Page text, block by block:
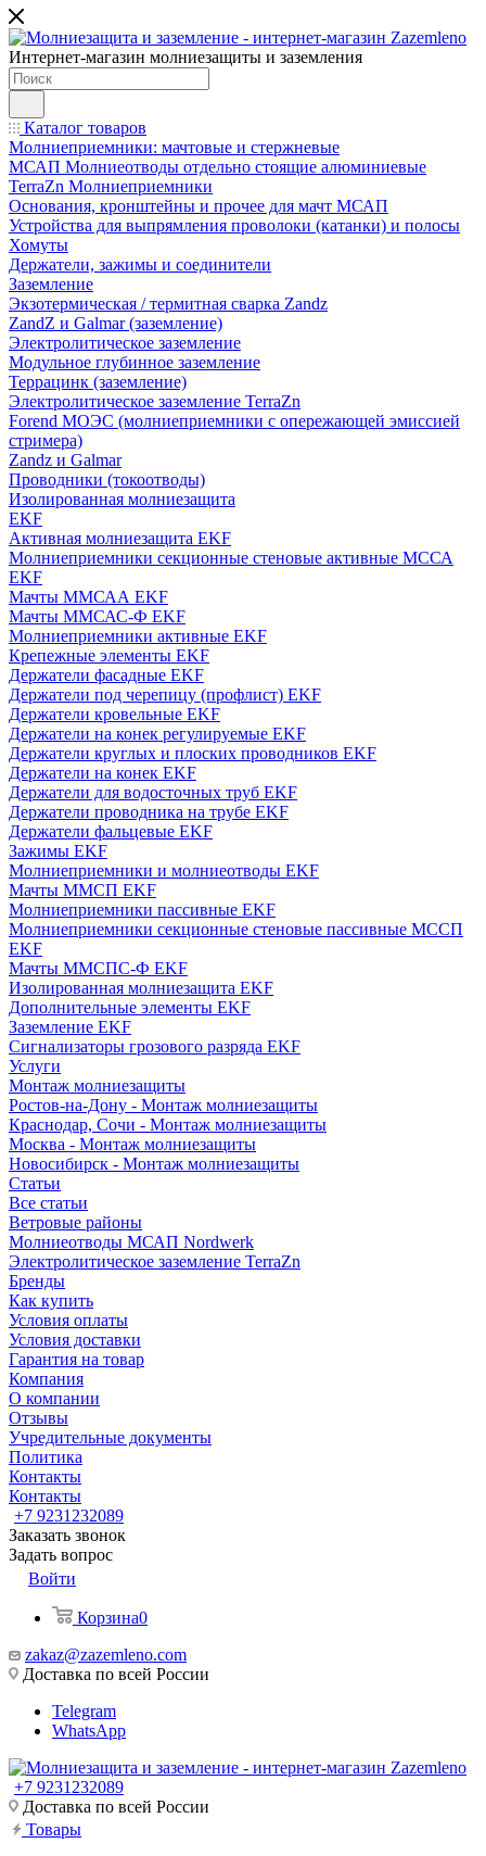
Интернет-магазин молниезащиты и заземления
Каталог товаров
Молниеприемники: мачтовые и стержневые
МСАП Молниеотводы отдельно стоящие алюминиевые
TerraZn Молниеприемники
Основания, кронштейны и прочее для мачт МСАП
Устройства для выпрямления проволоки (катанки) и полосы
Хомуты
Держатели, зажимы и соединители
Заземление
Экзотермическая / термитная сварка Zandz
ZandZ и Galmar (заземление)
Электролитическое заземление
Модульное глубинное заземление
Террацинк (заземление)
Электролитическое заземление TerraZn
Forend МОЭС (молниеприемники с опережающей эмиссией
стримера)
Zandz и Galmar
Проводники (токоотводы)
Изолированная молниезащита
EKF
Активная молниезащита EKF
Молниеприемники секционные стеновые активные МССА
EKF
Мачты ММСАА EKF
Мачты ММСАС-Ф EKF
Молниеприемники активные EKF
Крепежные элементы EKF
Держатели фасадные EKF
Держатели под черепицу (профлист) EKF
Держатели кровельные EKF
Держатели на конек регулируемые EKF
Держатели круглых и плоских проводников EKF
Держатели на конек EKF
Держатели для водосточных труб EKF
Держатели проводника на трубе EKF
Держатели фальцевые EKF
Зажимы EKF
Молниеприемники и молниеотводы EKF
Мачты ММСП EKF
Молниеприемники пассивные EKF
Молниеприемники секционные стеновые пассивные МССП
EKF
Мачты ММСПС-Ф EKF
Изолированная молниезащита EKF
Дополнительные элементы EKF
Заземление EKF
Сигнализаторы грозового разряда EKF
Услуги
Монтаж молниезащиты
Ростов-на-Дону - Монтаж молниезащиты
Краснодар, Сочи - Монтаж молниезащиты
Москва - Монтаж молниезащиты
Новосибирск - Монтаж молниезащиты
Статьи
Все статьи
Ветровые районы
Молниеотводы МСАП Nordwerk
Электролитическое заземление TerraZn
Бренды
Как купить
Условия оплаты
Условия доставки
Гарантия на товар
Компания
О компании
Отзывы
Учредительные документы
Политика
Контакты
Контакты
+7 9231232089
Заказать звонок
Задать вопрос
Войти
Корзина0
zakaz@zazemleno.com
Доставка по всей России
Telegram
WhatsApp
+7 9231232089
Доставка по всей России
Товары